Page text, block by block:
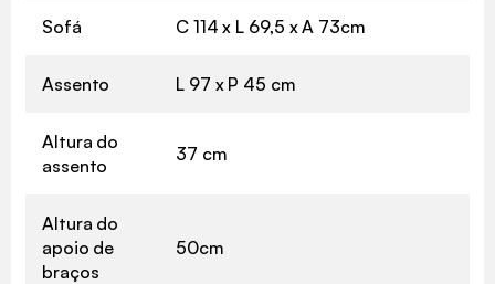
Sofá C 114 x L 69,5 x A 73cm
Assento L 97 x P 45 cm
Altura do
assento
37 cm
Altura do
apoio de
braços
50cm